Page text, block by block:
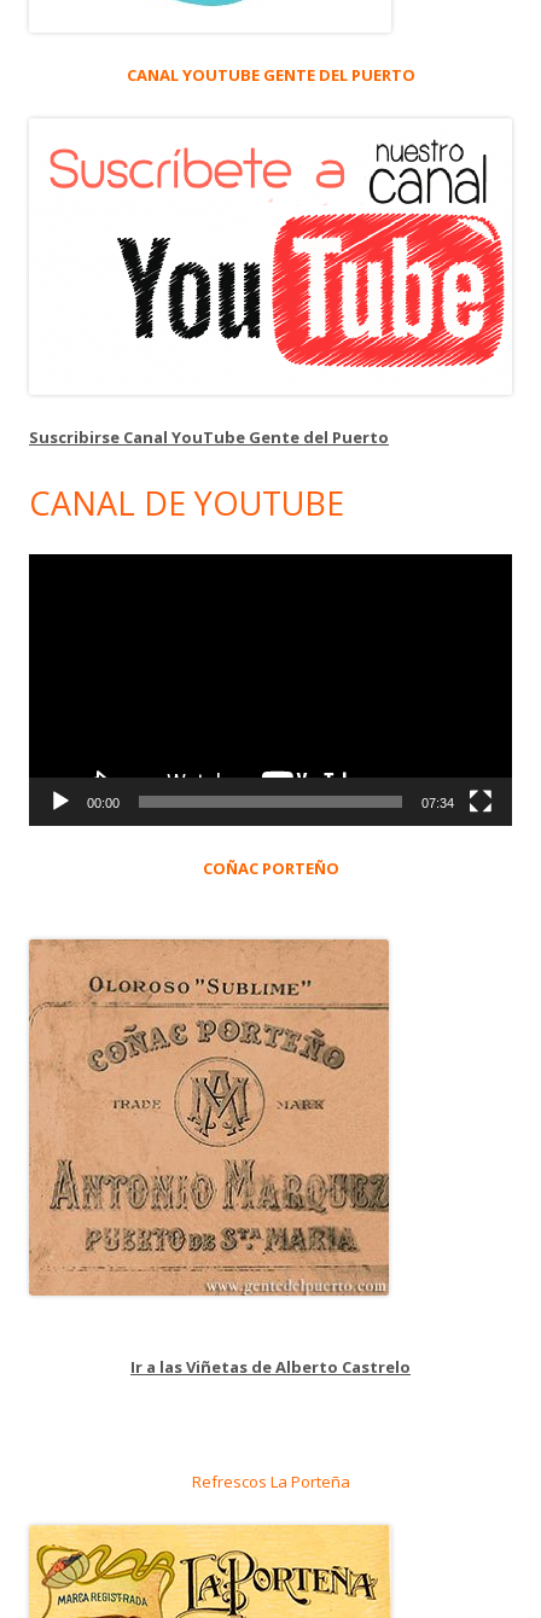
CANAL YOUTUBE GENTE DEL PUERTO
Suscribirse Canal YouTube Gente del Puerto
CANAL DE YOUTUBE
00:00 07:34
COÑAC PORTEÑO
Ir a las Viñetas de Alberto Castrelo
Refrescos La Porteña